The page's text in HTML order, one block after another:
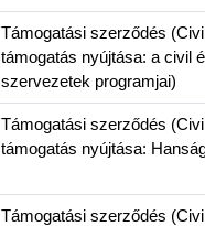
Támogatási szerződés
támogatás nyújtása: a civil
szervezetek programjai)
Támogatási szerződés
támogatás nyújtása:
Támogatási szerződés